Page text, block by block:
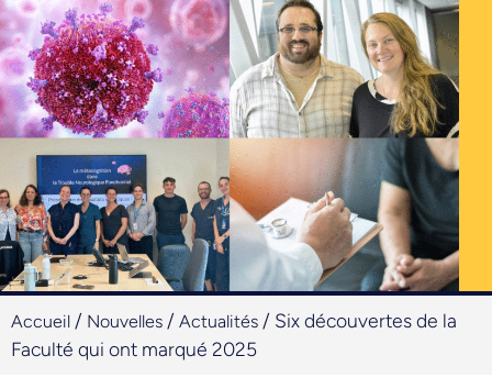
Accueil / Nouvelles / Actualités / Six découvertes de la
Faculté qui ont marqué 2025